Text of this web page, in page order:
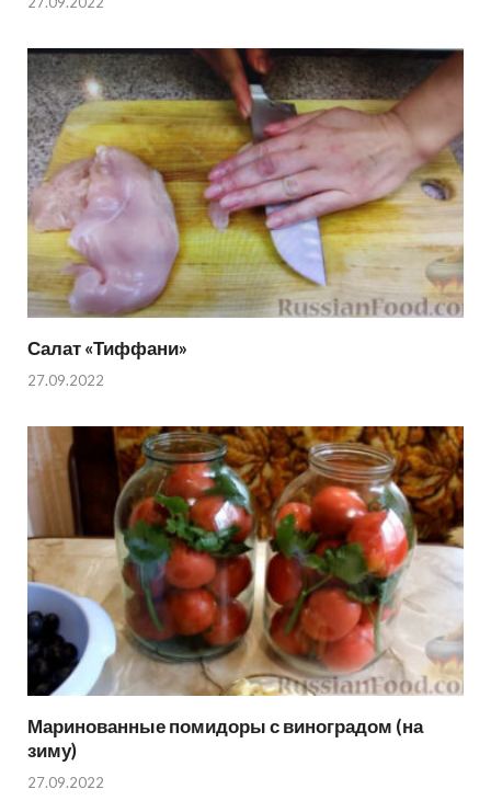
Салат «Тиффани»
27.09.2022
Маринованные помидоры с виноградом (на
зиму)
27.09.2022